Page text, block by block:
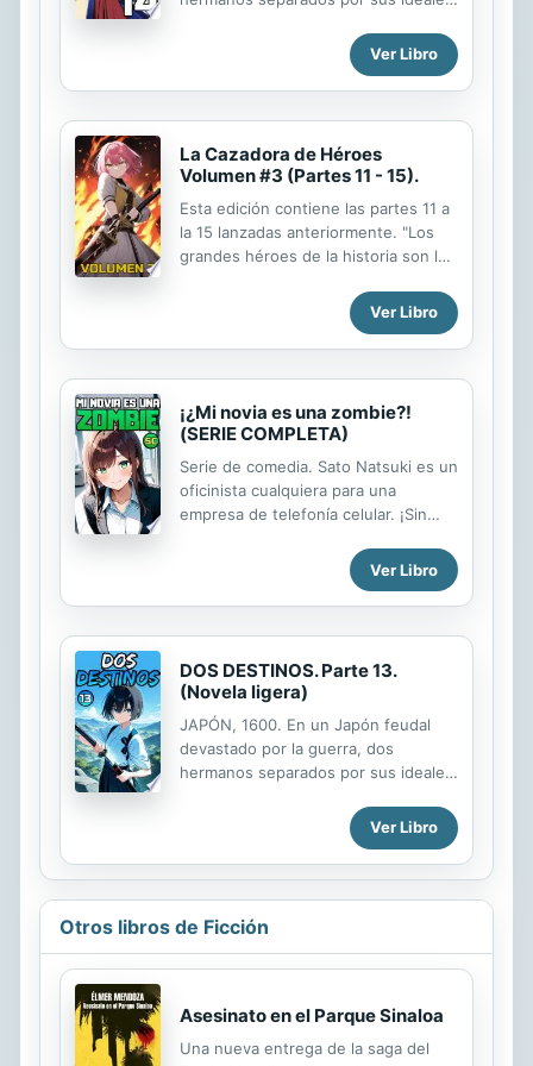
creen correcto y cumplirán con sus
completamente diferentes.
Contenido. Capítulo 14: Día de la
Ver Libro
La Cazadora de Héroes
Volumen #3 (Partes 11 - 15).
Esta edición contiene las partes 11 a
la 15 lanzadas anteriormente. "Los
grandes héroes de la historia son la
me encargaré de acabar con cada
uno de ellos. Lo prometo…" En un
mundo donde famosos héroes de
otros mundos fueron convocados
una chica descubrirá de la peor
forma posible las verdaderas
intenciones de estos susodichos
"héroes" y decidirá acabar con ellos
con sus propias manos,
Cazadora de Héroes... Advertencia:
Esta obra no es apta para todo
público, se recomienda...
Ver Libro
¡¿Mi novia es una zombie?!
(SERIE COMPLETA)
Serie de comedia. Sato Natsuki es un
oficinista cualquiera para una
empresa de telefonía celular. ¡Sin
enamorado de su compañera
Megumi Kobayashi!. Por lo tanto
decidirá declararsele de una vez por
todas, pero al hacerlo descubrirá el
zombie!
Ver Libro
DOS DESTINOS. Parte 13.
(Novela ligera)
JAPÓN, 1600. En un Japón feudal
devastado por la guerra, dos
hermanos separados por sus ideales,
creen correcto y cumplirán con sus
completamente diferentes.
antes.
Ver Libro
Otros libros de Ficción
Asesinato en el Parque Sinaloa
Una nueva entrega de la saga del